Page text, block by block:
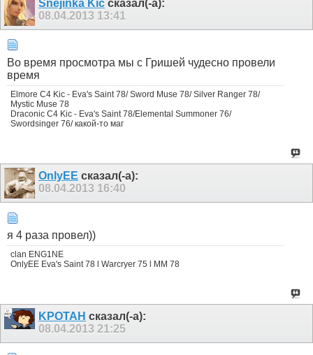
Snejinka Kic сказал(-а):
08.04.2013 13:41
Во время просмотра мы с Гришей чудесно провели
время
Elmore C4 Kic - Eva's Saint 78/ Sword Muse 78/ Silver Ranger 78/
Mystic Muse 78
Draconic C4 Kic - Eva's Saint 78/Elemental Summoner 76/
Swordsinger 76/ какой-то маг
OnlyEE сказал(-а):
08.04.2013 16:40
я 4 раза провел))
clan ENG1NE
OnlyEE Eva's Saint 78 l Warcryer 75 l MM 78
KPOTAH сказал(-а):
08.04.2013 21:25